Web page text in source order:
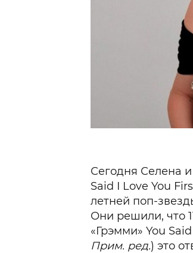
Сегодня Селена
Said I Love You
летней поп-
Они решили, что
«Грэмми» You
Прим. ред.) это